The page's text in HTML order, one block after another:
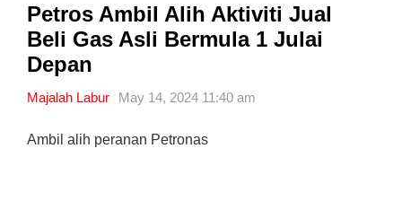
Petros Ambil Alih Aktiviti Jual
Beli Gas Asli Bermula 1 Julai
Depan
Majalah Labur May 14, 2024 11:40 am
Ambil alih peranan Petronas